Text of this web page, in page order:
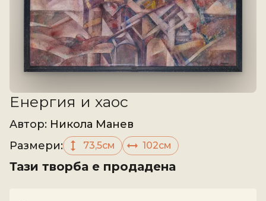
Енергия и хаос
Aвтор: Никола Манев
Размери: 73,5см 102см
Тази творба е продадена